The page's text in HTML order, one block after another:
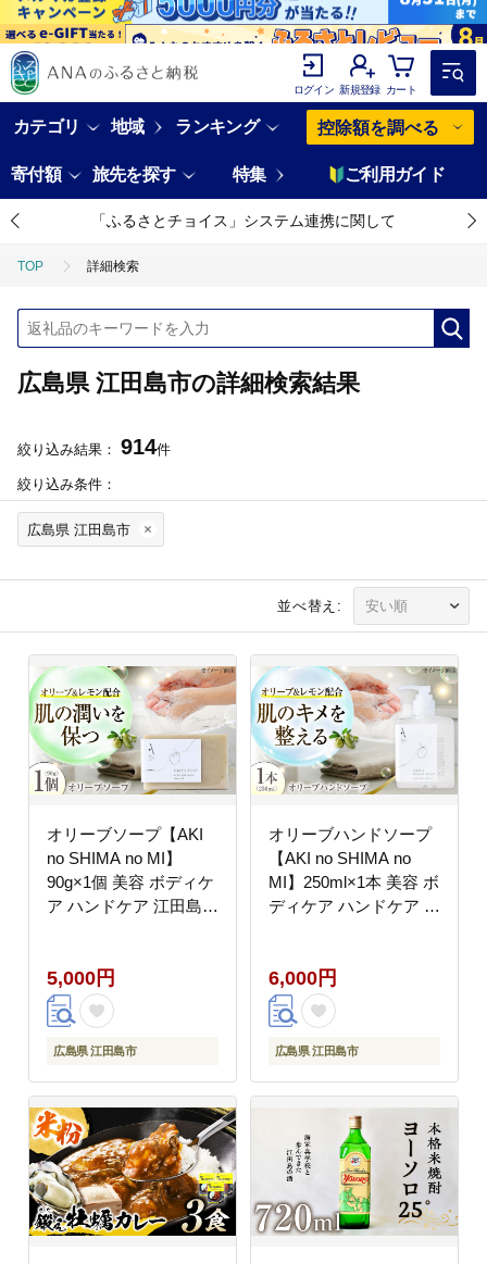
ログイン 新規登録 カート
カテゴリ 地域 ランキング 控除額を調べる
寄付額 旅先を探す 特集 ご利用ガイド
「ふるさとチョイス」システム連携に関して
TOP 詳細検索
広島県 江田島市の詳細検索結果
絞り込み結果： 914件
絞り込み条件：
広島県 江田島市
並べ替え:
オリーブソープ【AKI
no SHIMA no MI】
90g×1個 美容 ボディケ
ア ハンドケア 江田島
5,000円
広島県 江田島市
オリーブハンドソープ
【AKI no SHIMA no
MI】250ml×1本 美容 ボ
ディケア ハンドケア 江
6,000円
広島県 江田島市